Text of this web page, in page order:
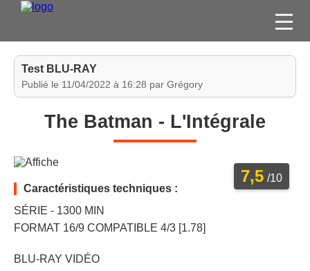
FILMS
JEUX VIDÉO
DIVERS
Test BLU-RAY
Publié le 11/04/2022 à 16:28 par Grégory
The Batman - L'Intégrale
7,5 /10
Caractéristiques techniques :
SÉRIE - 1300 MIN
FORMAT 16/9 COMPATIBLE 4/3 [1.78]
BLU-RAY VIDÉO